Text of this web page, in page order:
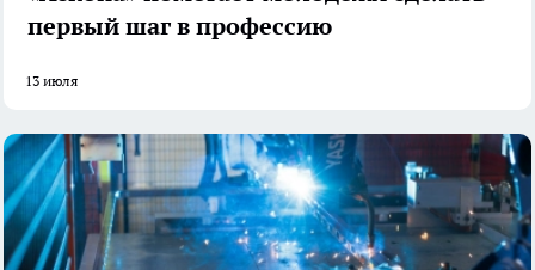
первый шаг в профессию
13 июля